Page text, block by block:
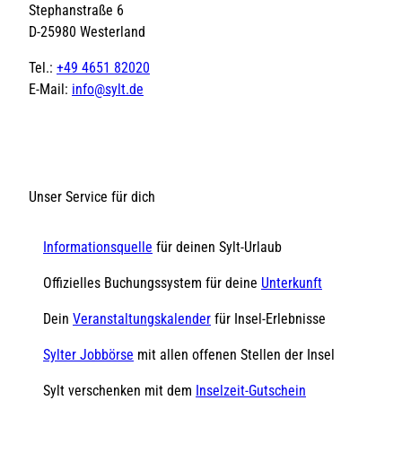
Stephanstraße 6
D-25980 Westerland
Tel.: +49 4651 82020
E-Mail: info@sylt.de
Unser Service für dich
Informationsquelle für deinen Sylt-Urlaub
Offizielles Buchungssystem für deine Unterkunft
Dein Veranstaltungskalender für Insel-Erlebnisse
Sylter Jobbörse mit allen offenen Stellen der Insel
Sylt verschenken mit dem Inselzeit-Gutschein